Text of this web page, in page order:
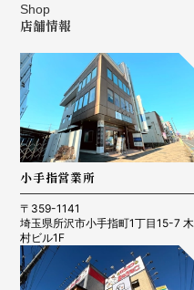
Shop
店舗情報
小手指営業所
〒359-1141
埼玉県所沢市小手指町1丁目15-7 木
村ビル1F